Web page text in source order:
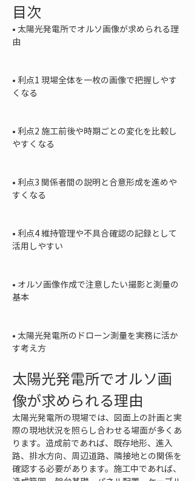
目次
• 太陽光発電所でオルソ画像が求められる理
由
• 利点1 現場全体を一枚の画像で把握しやす
くなる
• 利点2 施工前後や時期ごとの変化を比較し
やすくなる
• 利点3 関係者間の説明と合意形成を進めや
すくなる
• 利点4 維持管理や不具合確認の記録として
活用しやすい
• オルソ画像作成で注意したい撮影と測量の
基本
• 太陽光発電所のドローン測量を実務に活か
す考え方
太陽光発電所でオルソ画
像が求められる理由
太陽光発電所の現場では、図面上の計画と実
際の現地状況を照らし合わせる場面が多くあ
ります。造成前であれば、既存地形、進入
路、排水方向、周辺道路、隣接地との関係を
確認する必要があります。施工中であれば、